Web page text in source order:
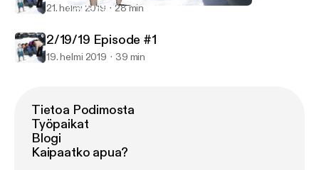
2/20/20 Episode #2 Tattoos and Fat Poos
21. helmi 2019 28 min
2/19/19 Episode #1
19. helmi 2019 39 min
Tietoa Podimosta
Työpaikat
Blogi
Kaipaatko apua?